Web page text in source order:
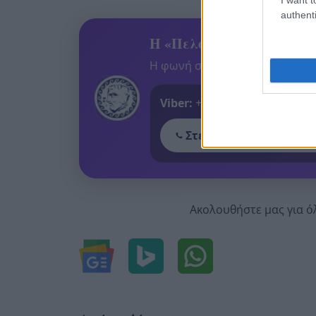
Η «Πελοπόννησος» και
Η φωνή σου έχει δύναμη –
Viber: +306909196125
Στείλε μήνυμα στο
Ακολουθήστε μας για